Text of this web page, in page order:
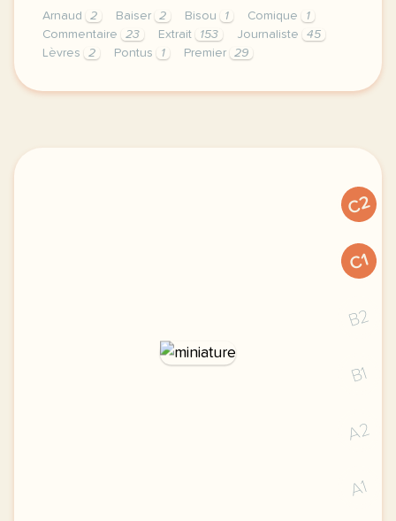
Arnaud 2 Baiser 2 Bisou 1 Comique
1
Commentaire
23 Extrait 153 Journaliste
45
Lèvres
2 Pontus 1 Premier 29
exercice b2 d ou vient le premier baiser
C2
C1
B2
B1
A2
A1